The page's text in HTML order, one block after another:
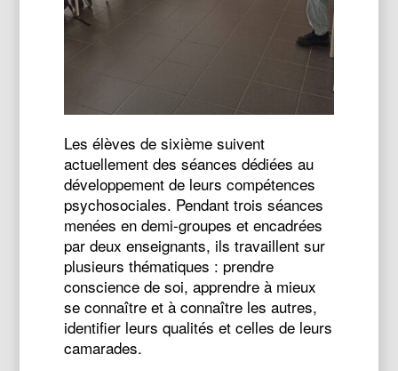
Les élèves de sixième suivent
actuellement des séances dédiées au
développement de leurs compétences
psychosociales. Pendant trois séances
menées en demi-groupes et encadrées
par deux enseignants, ils travaillent sur
plusieurs thématiques : prendre
conscience de soi, apprendre à mieux
se connaître et à connaître les autres,
identifier leurs qualités et celles de leurs
camarades.